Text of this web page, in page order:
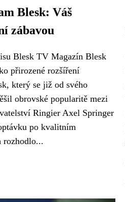
Blesk: Váš
zábavou
Blesk TV Magazín Blesk
přirozené rozšíření
který se již od svého
obrovské popularitě mezi
Ringier Axel Springer
po kvalitním
rozhodlo...